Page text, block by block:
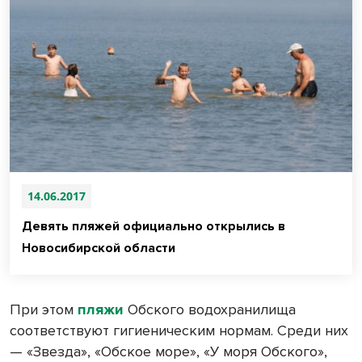
14.06.2017
Девять пляжей официально открылись в
Новосибирской области
При этом пляжи Обского водохранилища
соответствуют гигиеническим нормам. Среди них
— «Звезда», «Обское море», «У моря Обского»,